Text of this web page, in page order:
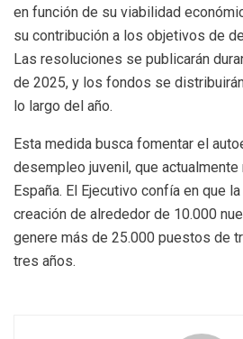
en función de su viabilidad
su contribución a los objetivos de
Las resoluciones se publicarán
de 2025, y los fondos se
lo largo del año.
Esta medida busca fomentar el
desempleo juvenil, que actualmente
España. El Ejecutivo confía en que
creación de alrededor de 10.000
genere más de 25.000 puestos de
tres años.